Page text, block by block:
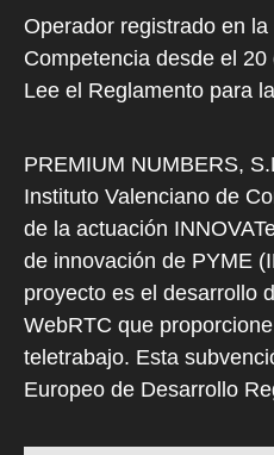
Operador registrado en
Competencia desde el
Lee el Reglamento para
PREMIUM NUMBERS,
Instituto Valenciano de
de la actuación
de innovación de PYME
proyecto es el desarrollo
WebRTC que
teletrabajo. Esta
Europeo de Desarrollo